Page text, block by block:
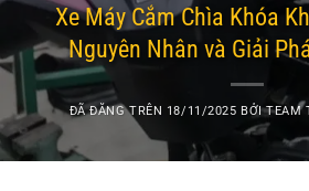
Xe Máy Cắm Chìa Khóa
Nguyên Nhân và Giải
ĐÃ ĐĂNG TRÊN 18/11/2025 BỞITEAM